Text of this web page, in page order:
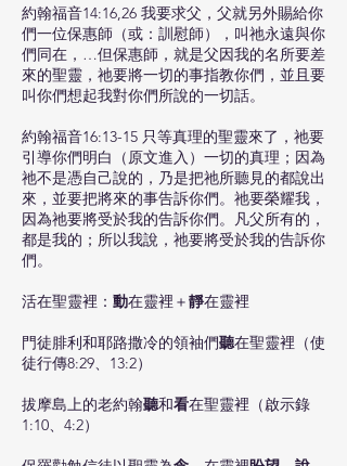
約翰福音14:16,26 我要求父，父就另外賜給你
們一位保惠師（或：訓慰師），叫祂永遠與你
們同在，…但保惠師，就是父因我的名所要差
來的聖靈，祂要將一切的事指教你們，並且要
叫你們想起我對你們所說的一切話。
約翰福音16:13-15 只等真理的聖靈來了，祂要
引導你們明白（原文進入）一切的真理；因為
祂不是憑自己說的，乃是把祂所聽見的都說出
來，並要把將來的事告訴你們。祂要榮耀我，
因為祂要將受於我的告訴你們。凡父所有的，
都是我的；所以我說，祂要將受於我的告訴你
們。
活在聖靈裡： 動在靈裡＋靜在靈裡
門徒腓利和耶路撒冷的領袖們聽在聖靈裡（使
徒行傳8:29、13:2）
拔摩島上的老約翰聽和看在聖靈裡（啟示錄
1:10、4:2）